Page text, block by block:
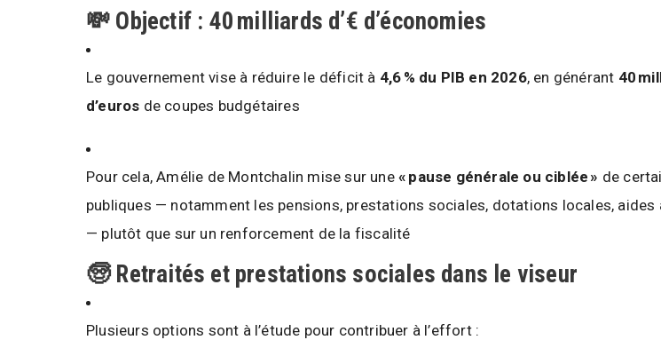
💸 Objectif : 40 milliards d’€ d’économies
Le gouvernement vise à réduire le déficit à 4,6 % du PIB en 2026, en générant 40
d’euros de coupes budgétaires
Pour cela, Amélie de Montchalin mise sur une « pause générale ou ciblée » de
publiques — notamment les pensions, prestations sociales, dotations locales, aides
— plutôt que sur un renforcement de la fiscalité
🧓 Retraités et prestations sociales dans le viseur
Plusieurs options sont à l’étude pour contribuer à l’effort :